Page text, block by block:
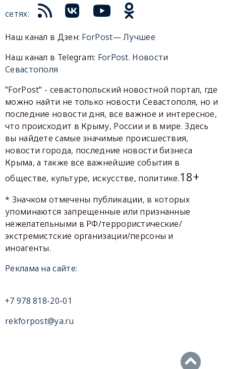
сетях:
Наш канал в Дзен: ForPost— Лучшее
Наш канал в Telegram: ForPost. Новости
Севастополя
"ForPost" - севастопольский новостной портал, где
можно найти не только новости Севастополя, но и
последние новости дня, все важное и интересное,
что происходит в Крыму, России и в мире. Здесь
вы найдете самые значимые происшествия,
новости города, последние новости бизнеса
Крыма, а также все важнейшие события в
обществе, культуре, искусстве, политике.18+
* Значком отмечены публикации, в которых
упоминаются запрещенные или признанные
нежелательными в РФ/террористические/
экстремистские организации/персоны и
иноагенты.
Реклама на сайте:
+7 978 818-20-01
rekforpost@ya.ru